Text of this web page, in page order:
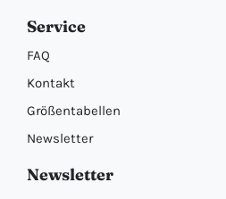
Service
FAQ
Kontakt
Größentabellen
Newsletter
Newsletter